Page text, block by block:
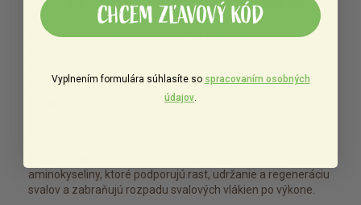
Keď si dávate do tela, nezabudnite to telu tiež vrátiť.
svalových vlákien.
(CFM – Cross-Flow Microfiltration) –
aminokyseliny, ktoré podporujú rast, udržanie a regeneráciu
svalov a zabraňujú rozpadu svalových vlákien po výkone.
CHCEM ZĽAVOVÝ KÓD
Vyplnením formulára súhlasíte so spracovaním osobných
údajov.